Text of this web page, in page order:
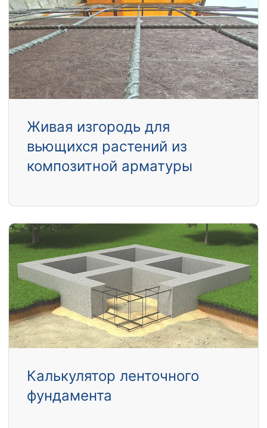
Живая изгородь для
вьющихся растений из
композитной арматуры
Калькулятор ленточного
фундамента